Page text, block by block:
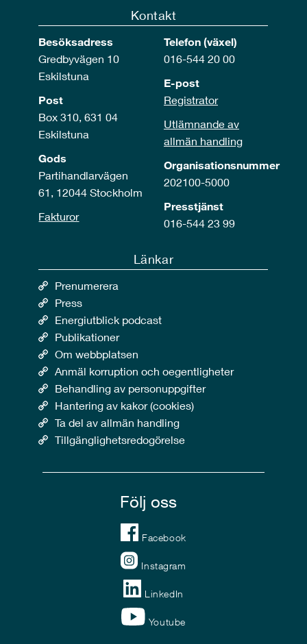
Kontakt
Besöksadress
Gredbyvägen 10
Eskilstuna
Post
Box 310, 631 04
Eskilstuna
Gods
Partihandlarvägen
61, 12044 Stockholm
Fakturor
Telefon (växel)
016-544 20 00
E-post
Registrator
Utlämnande av
allmän handling
Organisationsnummer
202100-5000
Presstjänst
016-544 23 99
Länkar
Prenumerera
Press
Energiutblick podcast
Publikationer
Om webbplatsen
Anmäl korruption och oegentligheter
Behandling av personuppgifter
Hantering av kakor (cookies)
Ta del av allmän handling
Tillgänglighetsredogörelse
Följ oss
Facebook
Instagram
LinkedIn
Youtube